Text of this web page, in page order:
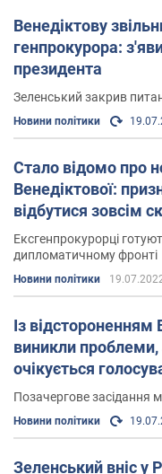
Венедіктову
генпрокурора:
президента
Зеленський закрив
Новини політики
Стало відомо про
Венедіктової:
відбутися зовсім
Ексгенпрокурорці
дипломатичному фронті
Новини політики
Із відстороненням
виникли проблеми,
очікується
Позачергове засідання
Новини політики
Зеленський вніс у